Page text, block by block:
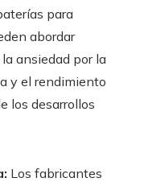
para
abordar
ansiedad por la
y el rendimiento
los desarrollos
Los fabricantes